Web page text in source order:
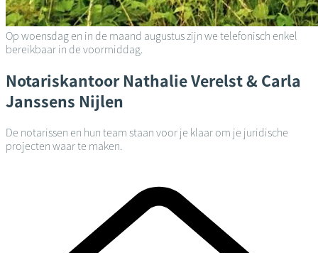
Op woensdag en in de maand augustus zijn we telefonisch enkel
bereikbaar in de voormiddag.
Notariskantoor Nathalie Verelst & Carla
Janssens Nijlen
De notarissen en hun team staan voor je klaar om je juridische
projecten waar te maken.